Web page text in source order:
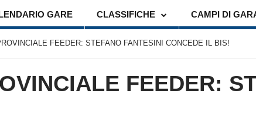
GARE CLASSIFICHE CAMPI DI
FEEDER: STEFANO FANTESINI CONCEDE IL BIS!
FEEDER: